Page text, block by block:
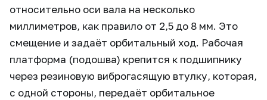
относительно оси вала на несколько
миллиметров, как правило от 2,5 до 8 мм. Это
смещение и задаёт орбитальный ход. Рабочая
платформа (подошва) крепится к подшипнику
через резиновую виброгасящую втулку, которая,
с одной стороны, передаёт орбитальное